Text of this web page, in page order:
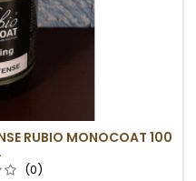
RUBIO MONOCOAT 100
(0)